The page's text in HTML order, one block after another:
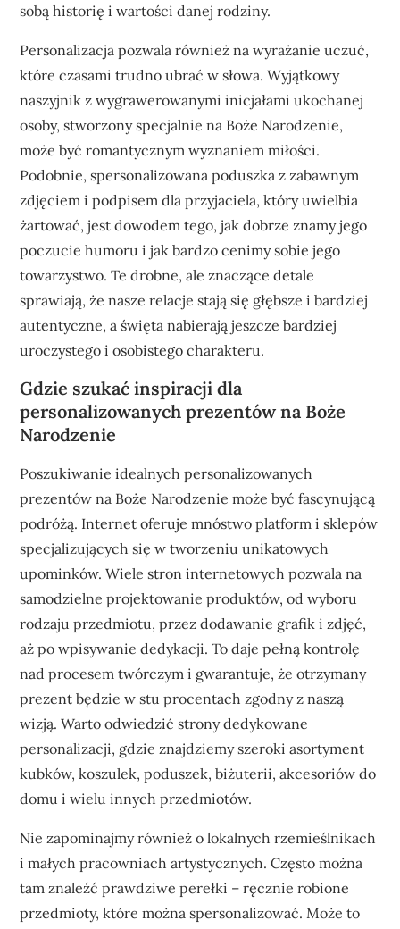
sobą historię i wartości danej rodziny.
Personalizacja pozwala również na wyrażanie uczuć,
które czasami trudno ubrać w słowa. Wyjątkowy
naszyjnik z wygrawerowanymi inicjałami ukochanej
osoby, stworzony specjalnie na Boże Narodzenie,
może być romantycznym wyznaniem miłości.
Podobnie, spersonalizowana poduszka z zabawnym
zdjęciem i podpisem dla przyjaciela, który uwielbia
żartować, jest dowodem tego, jak dobrze znamy jego
poczucie humoru i jak bardzo cenimy sobie jego
towarzystwo. Te drobne, ale znaczące detale
sprawiają, że nasze relacje stają się głębsze i bardziej
autentyczne, a święta nabierają jeszcze bardziej
uroczystego i osobistego charakteru.
Gdzie szukać inspiracji dla
personalizowanych prezentów na Boże
Narodzenie
Poszukiwanie idealnych personalizowanych
prezentów na Boże Narodzenie może być fascynującą
podróżą. Internet oferuje mnóstwo platform i sklepów
specjalizujących się w tworzeniu unikatowych
upominków. Wiele stron internetowych pozwala na
samodzielne projektowanie produktów, od wyboru
rodzaju przedmiotu, przez dodawanie grafik i zdjęć,
aż po wpisywanie dedykacji. To daje pełną kontrolę
nad procesem twórczym i gwarantuje, że otrzymany
prezent będzie w stu procentach zgodny z naszą
wizją. Warto odwiedzić strony dedykowane
personalizacji, gdzie znajdziemy szeroki asortyment
kubków, koszulek, poduszek, biżuterii, akcesoriów do
domu i wielu innych przedmiotów.
Nie zapominajmy również o lokalnych rzemieślnikach
i małych pracowniach artystycznych. Często można
tam znaleźć prawdziwe perełki – ręcznie robione
przedmioty, które można spersonalizować. Może to